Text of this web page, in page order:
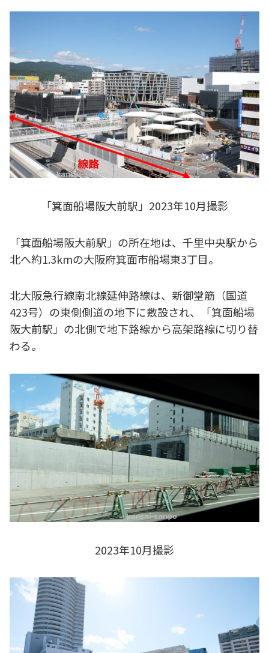
「箕面船場阪大前駅」2023年10月撮影
「箕面船場阪大前駅」の所在地は、千里中央駅から
北へ約1.3kmの大阪府箕面市船場東3丁目。
北大阪急行線南北線延伸路線は、新御堂筋（国道
423号）の東側側道の地下に敷設され、「箕面船場
阪大前駅」の北側で地下路線から高架路線に切り替
わる。
2023年10月撮影